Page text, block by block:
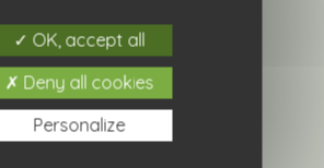
Pêche sanguine
OK, accept all
Deny all cookies
Personalize